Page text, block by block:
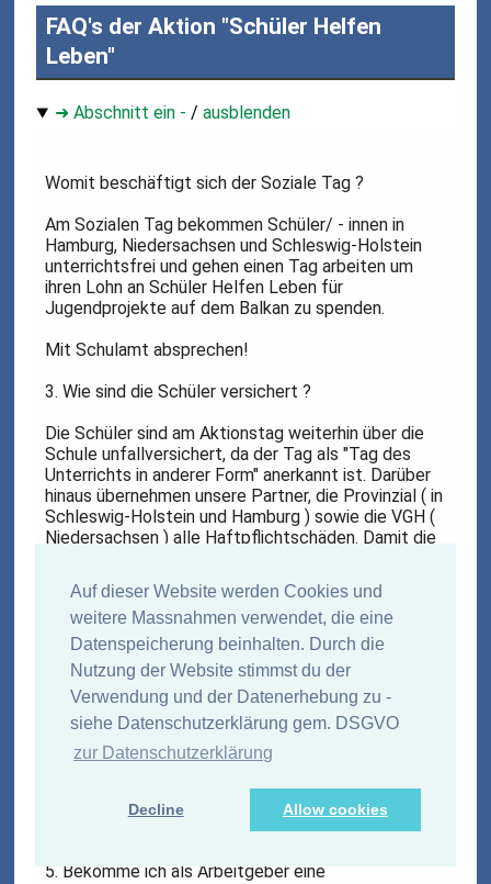
Auf dieser Website werden Cookies und
weitere Massnahmen verwendet, die eine
Datenspeicherung beinhalten. Durch die
Nutzung der Website stimmst du der
Verwendung und der Datenerhebung zu -
siehe Datenschutzerklärung gem. DSGVO
zur Datenschutzerklärung
Decline Allow cookies
FAQ's der Aktion "Schüler Helfen
Leben"
➜ Abschnitt ein - /ausblenden
Womit beschäftigt sich der Soziale Tag ?
Am Sozialen Tag bekommen Schüler/ - innen in
Hamburg, Niedersachsen und Schleswig-Holstein
unterrichtsfrei und gehen einen Tag arbeiten um
ihren Lohn an Schüler Helfen Leben für
Jugendprojekte auf dem Balkan zu spenden.
Mit Schulamt absprechen!
3. Wie sind die Schüler versichert ?
Die Schüler sind am Aktionstag weiterhin über die
Schule unfallversichert, da der Tag als "Tag des
Unterrichts in anderer Form" anerkannt ist. Darüber
hinaus übernehmen unsere Partner, die Provinzial ( in
Schleswig-Holstein und Hamburg ) sowie die VGH (
Niedersachsen ) alle Haftpflichtschäden. Damit die
Arbeitsvereinbarung von Schüler und Arbeitgeber
ausgefüllt werden.
Versicherung suchen!
4. Was passiert bei einem Unfall ?
Bei Unfällen wendet man sich an das
Schulsekretariat des betreffenden Schülers. Die
Schulen halten Formblätter für Unfälle bereit. Bei
Haftpflichtschäden wendet man sich direkt an SHL
. Wir leiten die Daten an die VGH / Provinzial weiter ,
die den Fall dann bearbeiten.
5. Bekomme ich als Arbeitgeber eine